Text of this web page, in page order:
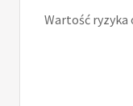
Wartość